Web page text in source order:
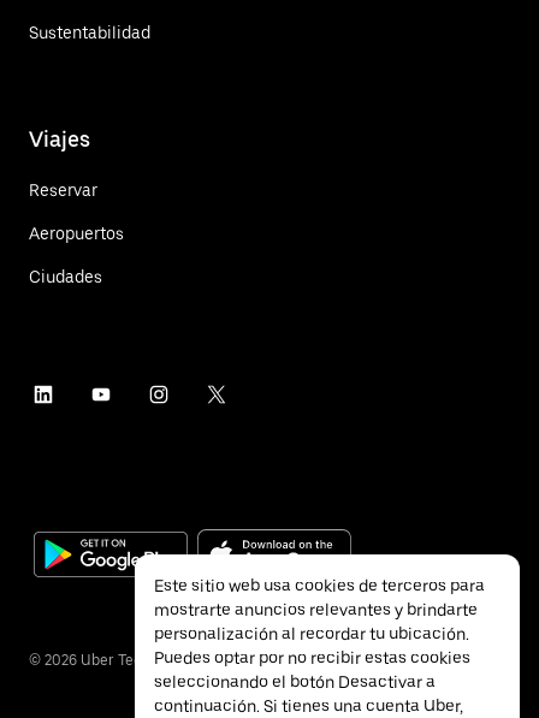
Sustentabilidad
Viajes
Reservar
Aeropuertos
Ciudades
© 2026 Uber Technologies Inc.
Este sitio web usa cookies de terceros para
mostrarte anuncios relevantes y brindarte
personalización al recordar tu ubicación.
Puedes optar por no recibir estas cookies
seleccionando el botón Desactivar a
continuación. Si tienes una cuenta Uber,